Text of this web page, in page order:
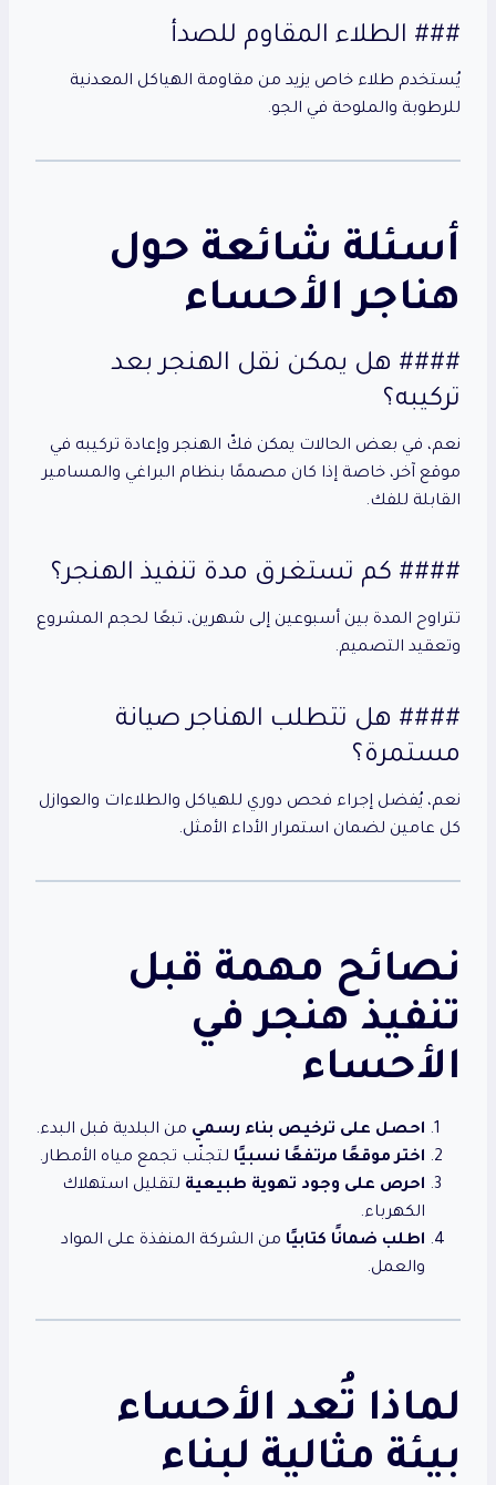
### الطلاء المقاوم للصدأ
يُستخدم طلاء خاص يزيد من مقاومة الهياكل المعدنية
للرطوبة والملوحة في الجو.
أسئلة شائعة حول
هناجر الأحساء
#### هل يمكن نقل الهنجر بعد
تركيبه؟
نعم، في بعض الحالات يمكن فكّ الهنجر وإعادة تركيبه في
موقع آخر، خاصة إذا كان مصممًا بنظام البراغي والمسامير
القابلة للفك.
#### كم تستغرق مدة تنفيذ الهنجر؟
تتراوح المدة بين أسبوعين إلى شهرين، تبعًا لحجم المشروع
وتعقيد التصميم.
#### هل تتطلب الهناجر صيانة
مستمرة؟
نعم، يُفضل إجراء فحص دوري للهياكل والطلاءات والعوازل
كل عامين لضمان استمرار الأداء الأمثل.
نصائح مهمة قبل
تنفيذ هنجر في
الأحساء
احصل على ترخيص بناء رسمي من البلدية قبل البدء.
اختر موقعًا مرتفعًا نسبيًا لتجنّب تجمع مياه الأمطار.
احرص على وجود تهوية طبيعية لتقليل استهلاك
الكهرباء.
اطلب ضمانًا كتابيًا من الشركة المنفذة على المواد
والعمل.
لماذا تُعد الأحساء
بيئة مثالية لبناء